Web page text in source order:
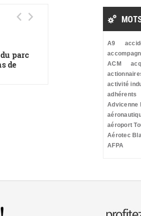
parc
de
A9
ACM
activité
adhérents
Advicenne
aéroport
Aérotec
AFPA